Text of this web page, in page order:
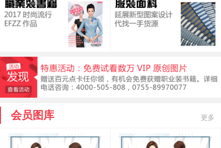
会员图库 更多